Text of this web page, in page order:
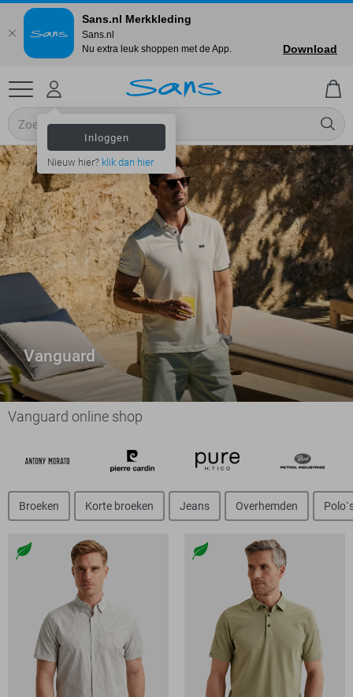
Inloggen
Nieuw hier? klik dan hier
Vanguard
Vanguard online shop
Broeken Korte broeken Jeans Overhemden
Sans.nl Merkkleding
Sans.nl
Nu extra leuk shoppen met de App.
Download